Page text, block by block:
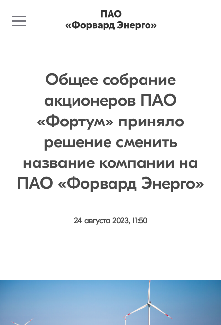
Общее собрание
акционеров ПАО
«Фортум» приняло
решение сменить
название компании на
ПАО «Форвард Энерго»
24 августа 2023, 11:50